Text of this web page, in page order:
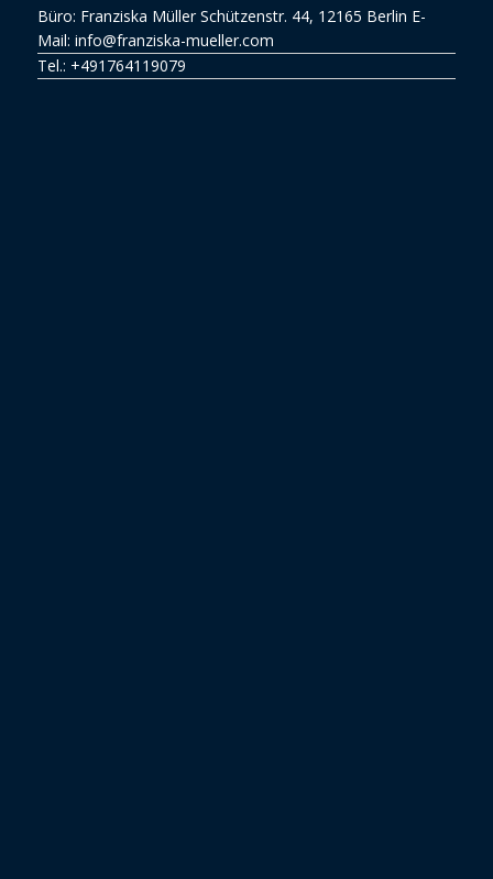
Büro: Franziska Müller Schützenstr. 44, 12165 Berlin E-
Mail: info@franziska-mueller.com
Tel.: +491764119079